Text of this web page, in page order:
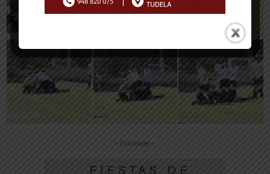
-- Publicidad --